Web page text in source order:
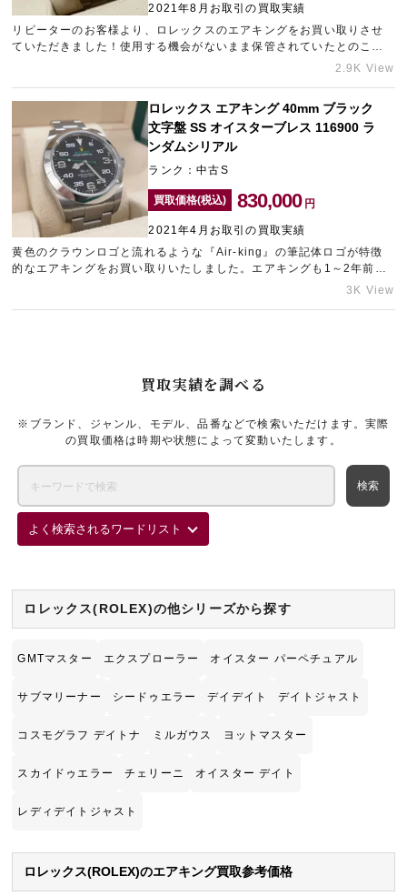
宅配買取を申し込む
無料の宅配キットをお届けします
買取実績を調べる
※ブランド、ジャンル、モデル、品番などで検索いただけます。実際
の買取価格は時期や状態によって変動いたします。
よく検索されるワードリスト
ロレックス(ROLEX)の他シリーズから探す
GMTマスター エクスプローラー オイスター パーペチュアル
サブマリーナー シードゥエラー デイデイト デイトジャスト
コスモグラフ デイトナ ミルガウス ヨットマスター
スカイドゥエラー チェリーニ オイスター デイト
レディデイトジャスト
ロレックス(ROLEX)のエアキング買取参考価格
2021年8月お取引の買取実績
リピーターのお客様より、ロレックスのエアキングをお買い取りさせ
ていただきました！使用する機会がないまま保管されていたとのこと
で、傷もないとっても綺麗な状態でした。ぜひお買い取りしたいと思
2.9K View
ロレックス エアキング 40mm ブラック
文字盤 SS オイスターブレス 116900 ラ
ンダムシリアル
ランク：中古S
買取価格(税込) 830,000 円
2021年4月お取引の買取実績
黄色のクラウンロゴと流れるような『Air-king』の筆記体ロゴが特徴
的なエアキングをお買い取りいたしました。エアキングも1～2年前に
比べると見違えるように相場が高騰しており、数年前と比べると10～
3K View